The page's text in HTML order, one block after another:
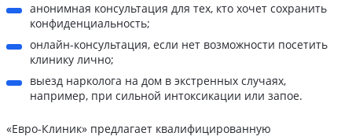
анонимная консультация для тех, кто хочет сохранить
конфиденциальность;
онлайн-консультация, если нет возможности посетить
клинику лично;
выезд нарколога на дом в экстренных случаях,
например, при сильной интоксикации или запое.
«Евро-Клиник» предлагает квалифицированную